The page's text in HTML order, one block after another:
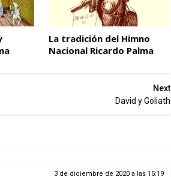
La tradición del Himno
Nacional Ricardo Palma
Next
David y Goliath
3 de diciembre de 2020 a las 15:19